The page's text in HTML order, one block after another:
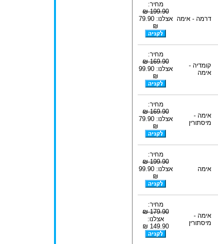
דרמה - אימה
מחיר:
199.90 ₪
אצלנו: 79.90
₪
קומדיה -
אימה
מחיר:
169.90 ₪
אצלנו: 99.90
₪
אימה -
מיסתורין
מחיר:
169.90 ₪
אצלנו: 79.90
₪
אימה
מחיר:
199.90 ₪
אצלנו: 99.90
₪
אימה -
מיסתורין
מחיר:
179.90 ₪
אצלנו:
149.90 ₪